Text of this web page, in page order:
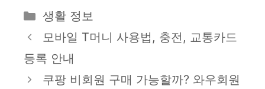
카
테
리
생활 정보
모바일 T머니 사용법, 충전, 교통카드
등록 안내
쿠팡 비회원 구매 가능할까? 와우회원